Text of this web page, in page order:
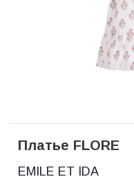
Платье FLORE
EMILE ET IDA